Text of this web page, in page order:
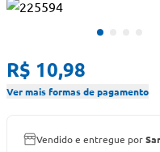
R$ 10,98
Ver mais formas de pagamento
Vendido e entregue por